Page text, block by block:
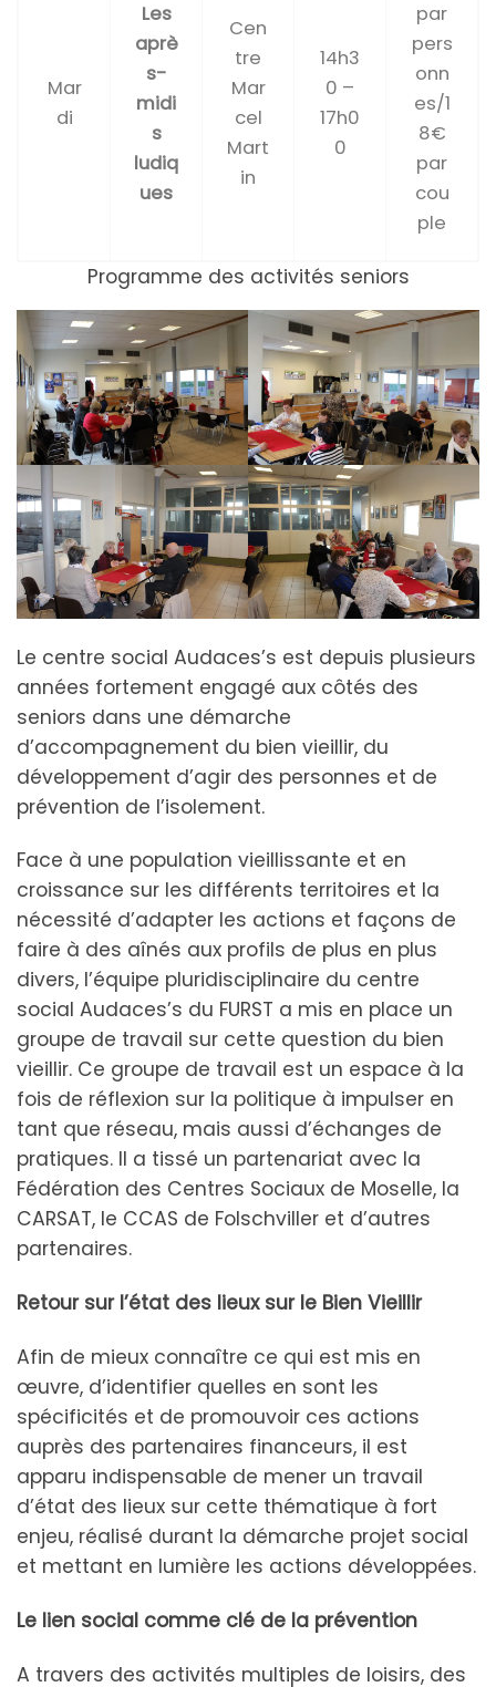
Mar
di
Les
aprè
s-
midi
s
ludiq
ues
Cen
tre
Mar
cel
Mart
in
14h3
0 –
17h0
0
par
pers
onn
es/1
8€
par
cou
ple
Programme des activités seniors
Le centre social Audaces’s est depuis plusieurs
années fortement engagé aux côtés des
seniors dans une démarche
d’accompagnement du bien vieillir, du
développement d’agir des personnes et de
prévention de l’isolement.
Face à une population vieillissante et en
croissance sur les différents territoires et la
nécessité d’adapter les actions et façons de
faire à des aînés aux profils de plus en plus
divers, l’équipe pluridisciplinaire du centre
social Audaces’s du FURST a mis en place un
groupe de travail sur cette question du bien
vieillir. Ce groupe de travail est un espace à la
fois de réflexion sur la politique à impulser en
tant que réseau, mais aussi d’échanges de
pratiques. Il a tissé un partenariat avec la
Fédération des Centres Sociaux de Moselle, la
CARSAT, le CCAS de Folschviller et d’autres
partenaires.
Retour sur l’état des lieux sur le Bien Vieillir
Afin de mieux connaître ce qui est mis en
œuvre, d’identifier quelles en sont les
spécificités et de promouvoir ces actions
auprès des partenaires financeurs, il est
apparu indispensable de mener un travail
d’état des lieux sur cette thématique à fort
enjeu, réalisé durant la démarche projet social
et mettant en lumière les actions développées.
Le lien social comme clé de la prévention
A travers des activités multiples de loisirs, des